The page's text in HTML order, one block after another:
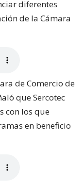
diferentes
de la Cámara
de Comercio de
que Sercotec
con los que
en beneficio